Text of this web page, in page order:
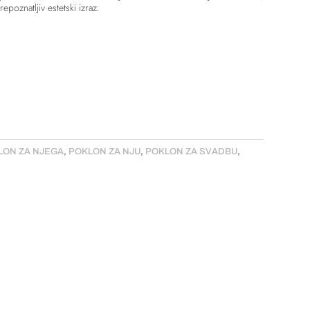
estetski izraz.
ZA NJEGA, POKLON ZA NJU, POKLON ZA SVADBU,